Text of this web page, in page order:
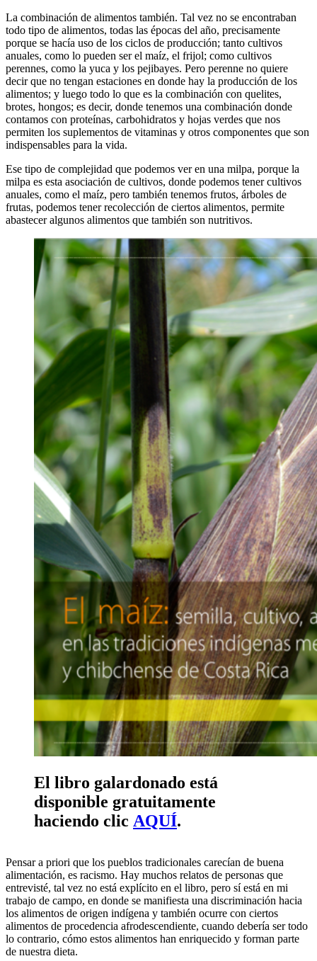
La combinación de alimentos también. Tal vez no se encontraban
todo tipo de alimentos, todas las épocas del año, precisamente
porque se hacía uso de los ciclos de producción; tanto cultivos
anuales, como lo pueden ser el maíz, el frijol; como cultivos
perennes, como la yuca y los pejibayes. Pero perenne no quiere
decir que no tengan estaciones en donde hay la producción de los
alimentos; y luego todo lo que es la combinación con quelites,
brotes, hongos; es decir, donde tenemos una combinación donde
contamos con proteínas, carbohidratos y hojas verdes que nos
permiten los suplementos de vitaminas y otros componentes que son
indispensables para la vida.
Ese tipo de complejidad que podemos ver en una milpa, porque la
milpa es esta asociación de cultivos, donde podemos tener cultivos
anuales, como el maíz, pero también tenemos frutos, árboles de
frutas, podemos tener recolección de ciertos alimentos, permite
abastecer algunos alimentos que también son nutritivos.
El libro galardonado está
disponible gratuitamente
haciendo clic AQUÍ.
Pensar a priori que los pueblos tradicionales carecían de buena
alimentación, es racismo. Hay muchos relatos de personas que
entrevisté, tal vez no está explícito en el libro, pero sí está en mi
trabajo de campo, en donde se manifiesta una discriminación hacia
los alimentos de origen indígena y también ocurre con ciertos
alimentos de procedencia afrodescendiente, cuando debería ser todo
lo contrario, cómo estos alimentos han enriquecido y forman parte
de nuestra dieta.